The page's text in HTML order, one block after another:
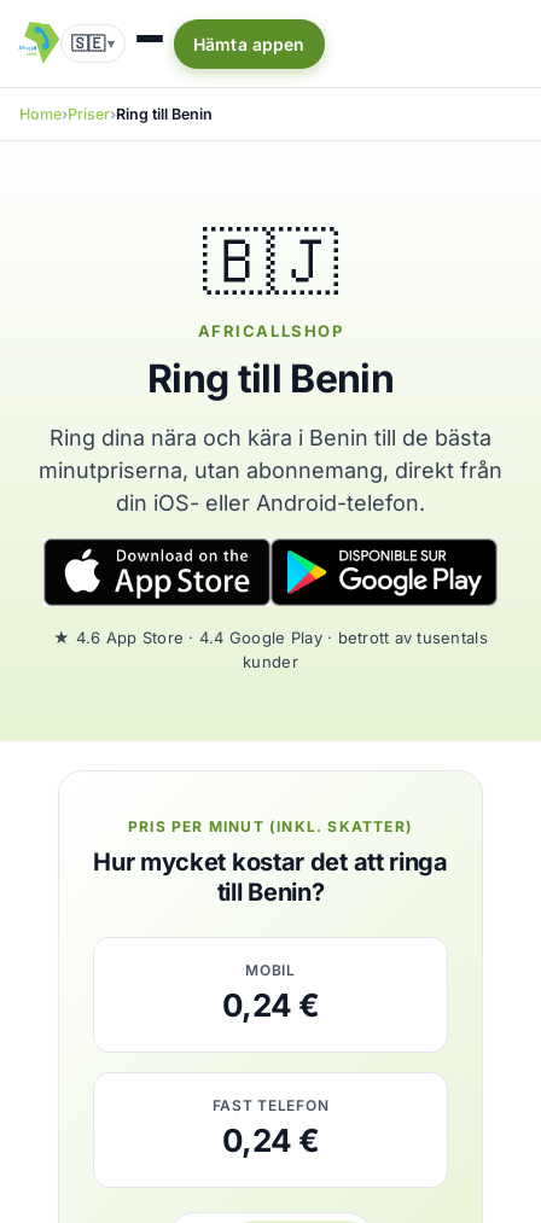
🇸🇪▾ Hämta appen
Home Priser Ring till Benin
🇧🇯
AFRICALLSHOP
Ring till Benin
Ring dina nära och kära i Benin till de bästa
minutpriserna, utan abonnemang, direkt från
din iOS- eller Android-telefon.
★ 4.6 App Store · 4.4 Google Play · betrott av tusentals
kunder
PRIS PER MINUT (INKL. SKATTER)
Hur mycket kostar det att ringa
till Benin?
MOBIL
0,24 €
FAST TELEFON
0,24 €